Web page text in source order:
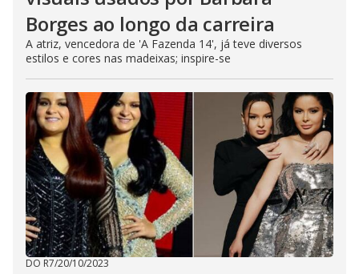
Borges ao longo da carreira
A atriz, vencedora de 'A Fazenda 14', já teve diversos
estilos e cores nas madeixas; inspire-se
DO R7/20/10/2023